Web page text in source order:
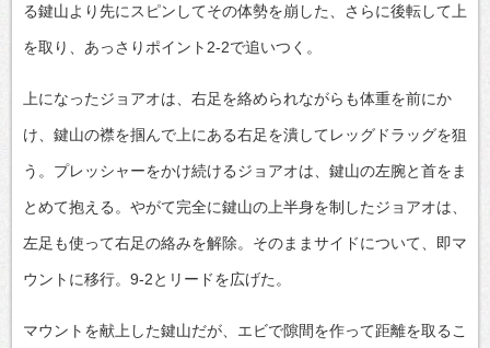
る鍵山より先にスピンしてその体勢を崩した、さらに後転して上
を取り、あっさりポイント2-2で追いつく。
上になったジョアオは、右足を絡められながらも体重を前にか
け、鍵山の襟を掴んで上にある右足を潰してレッグドラッグを狙
う。プレッシャーをかけ続けるジョアオは、鍵山の左腕と首をま
とめて抱える。やがて完全に鍵山の上半身を制したジョアオは、
左足も使って右足の絡みを解除。そのままサイドについて、即マ
ウントに移行。9-2とリードを広げた。
マウントを献上した鍵山だが、エビで隙間を作って距離を取るこ